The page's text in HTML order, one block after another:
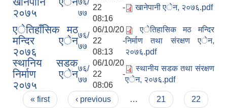
२०७५
७७
22 -
08:16
खानेपानी एेन, २०७६.pdf
एेतिहाँसिक मठ
मन्दिर एेन
२०७६
७६/
७७
06/10/20
22 -
08:13
एेतिहासिक मठ मन्दिर
निर्माण तथा संरक्षण एेन,
२०७६.pdf
स्थानिय सडक
निर्माण एेन
२०७५
७६/
७७
06/10/20
22 -
08:06
स्थानीय सडक तथा संरक्षण
एेन, २०७६.pdf
Pages
« first ‹ previous … 21
22